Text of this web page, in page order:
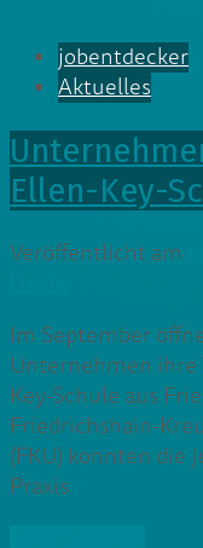
jobentdecker
Aktuelles
Ellen-Key-
Veröffentlicht am
Im September
Unternehmen ihre
Key-Schule aus
Friedrichshain-
(FKU) konnten die
Praxis